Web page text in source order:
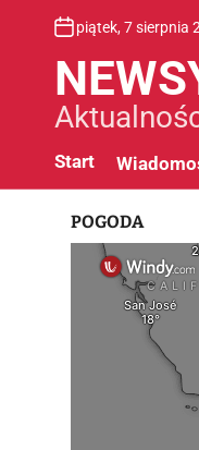
piątek, 7 sierpnia
Start
POGODA